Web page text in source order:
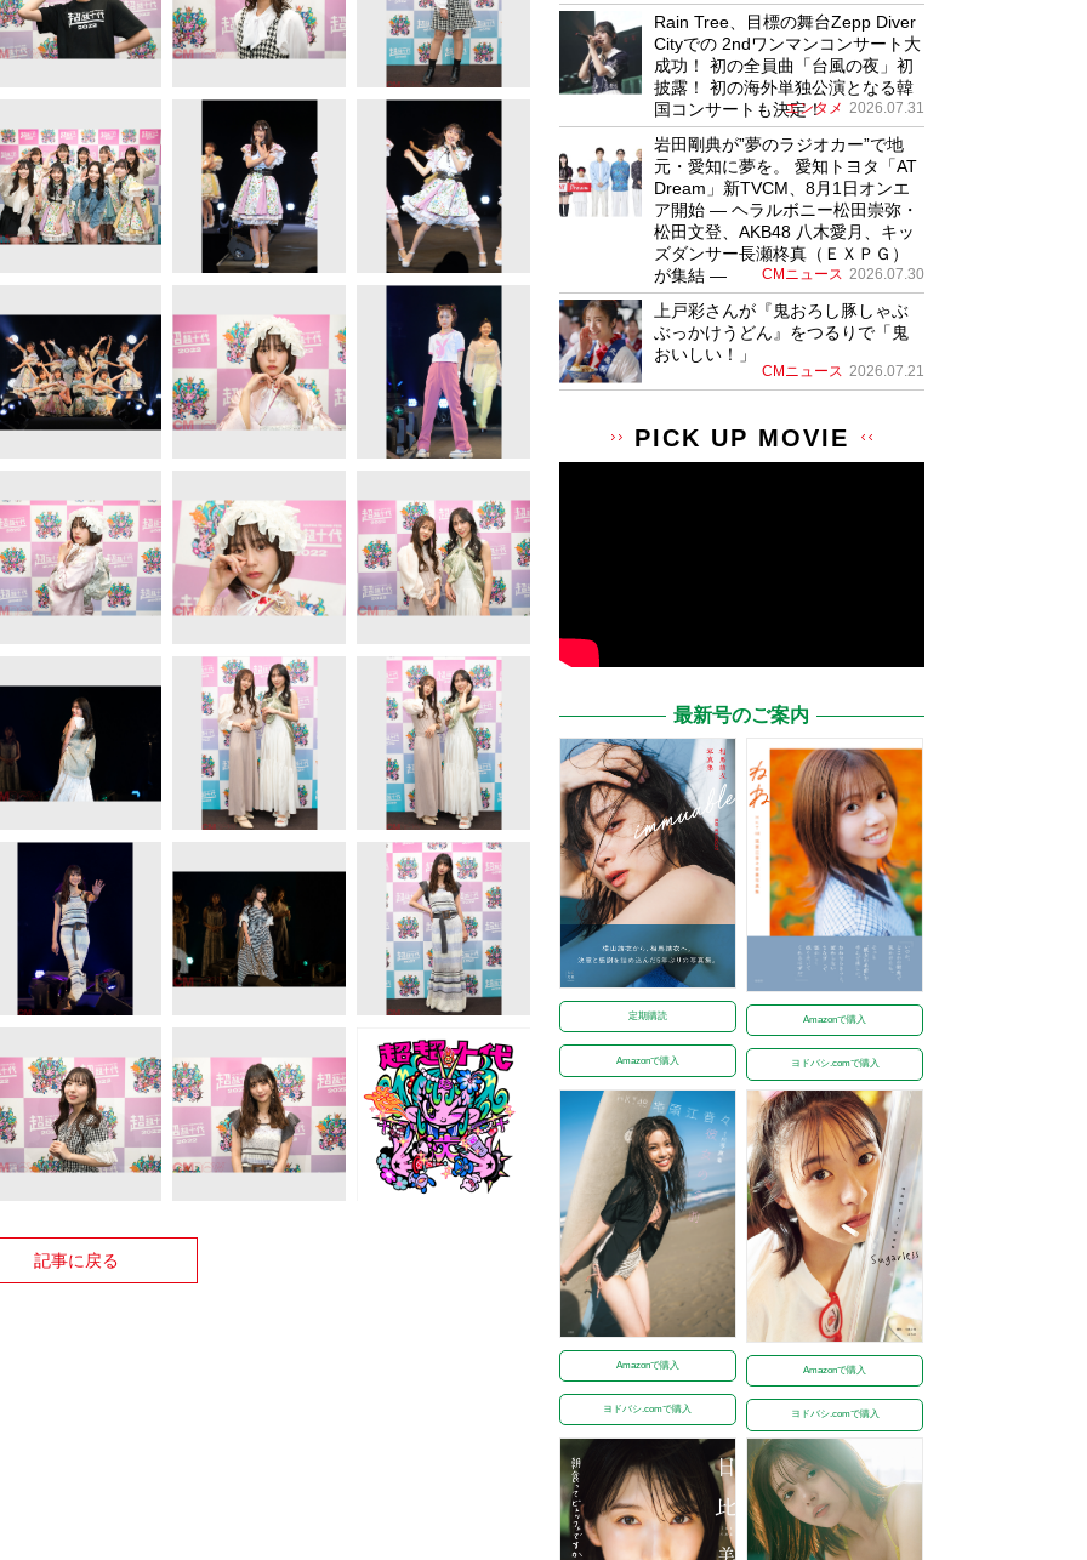
記事に戻る
Rain Tree、目標の舞台Zepp Diver
Cityでの 2ndワンマンコンサート大
成功！ 初の全員曲「台風の夜」初
披露！ 初の海外単独公演となる韓
国コンサートも決定！
エンタメ 2026.07.31
岩田剛典が”夢のラジオカー”で地
元・愛知に夢を。 愛知トヨタ「AT
Dream」新TVCM、8月1日オンエ
ア開始 ― ヘラルボニー松田崇弥・
松田文登、AKB48 八木愛月、キッ
ズダンサー長瀬柊真（ＥＸＰＧ）
が集結 ―
CMニュース 2026.07.30
上戸彩さんが『鬼おろし豚しゃぶ
ぶっかけうどん』をつるりで「鬼
おいしい！」
CMニュース 2026.07.21
PICK UP MOVIE
最新号のご案内
定期購読
Amazonで購入
Amazonで購入
ヨドバシ.comで購入
Amazonで購入
ヨドバシ.comで購入
Amazonで購入
ヨドバシ.comで購入